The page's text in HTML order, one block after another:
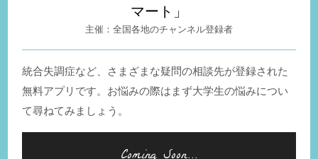
マート」
全国各地のチャンネル登録者
統合失調症など、さまざまな疑問の相談先が登録された
無料アプリです。お悩みの際はまず大学生の悩みについ
て尋ねてみましょう。